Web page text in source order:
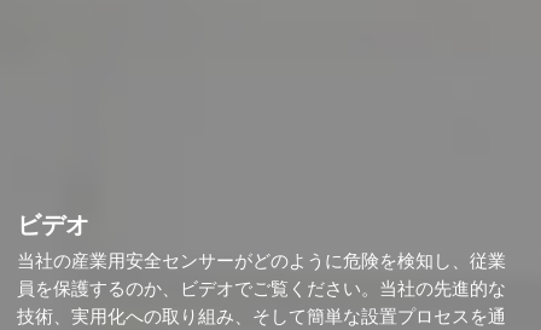
ビデオ
当社の産業用安全センサーがどのように危険を検知し、従業
員を保護するのか、ビデオでご覧ください。当社の先進的な
技術、実用化への取り組み、そして簡単な設置プロセスを通